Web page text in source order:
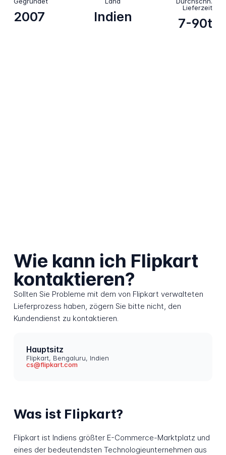
2007 Indien
Lieferzeit
7-90t
Wie kann ich Flipkart
kontaktieren?
Sollten Sie Probleme mit dem von Flipkart verwalteten
Lieferprozess haben, zögern Sie bitte nicht, den
Kundendienst zu kontaktieren.
Hauptsitz
Flipkart, Bengaluru, Indien
cs@flipkart.com
Was ist Flipkart?
Flipkart ist Indiens größter E-Commerce-Marktplatz und
eines der bedeutendsten Technologieunternehmen aus